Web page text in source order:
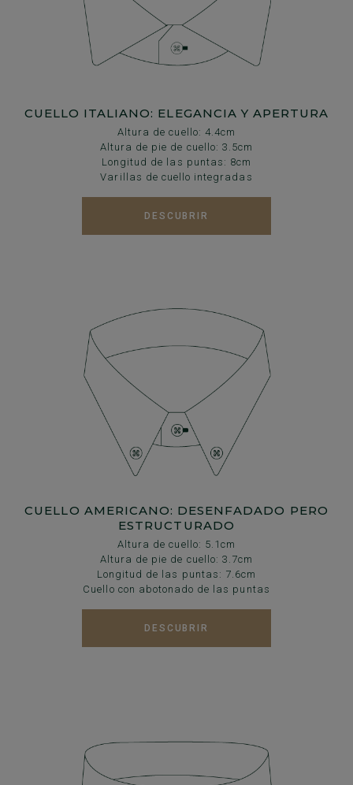
CUELLO ITALIANO: ELEGANCIA Y APERTURA
Altura de cuello: 4.4cm
Altura de pie de cuello: 3.5cm
Longitud de las puntas: 8cm
Varillas de cuello integradas
DESCUBRIR
CUELLO AMERICANO: DESENFADADO PERO
ESTRUCTURADO
Altura de cuello: 5.1cm
Altura de pie de cuello: 3.7cm
Longitud de las puntas: 7.6cm
Cuello con abotonado de las puntas
DESCUBRIR